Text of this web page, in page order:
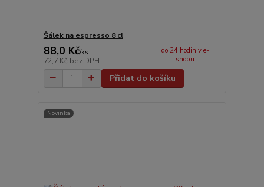
Šálek na espresso 8 cl
88,0 Kč/ks
72,7 Kč bez DPH
do 24 hodin v e-
shopu
Přidat do košíku
Novinka